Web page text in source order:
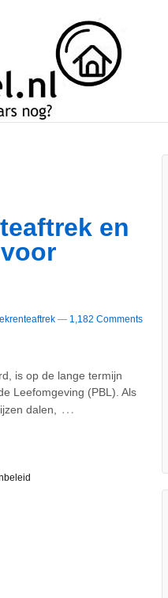
en
— 1,182 Comments
is op de lange termijn
Leefomgeving (PBL). Als
dalen,
…